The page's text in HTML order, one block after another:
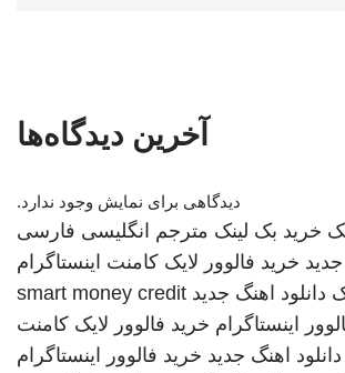
آخرین دیدگاه‌ها
دیدگاهی برای نمایش وجود ندارد.
خرید بک لینک مترجم انگلیسی فارسی
خرید فالوور لایک کامنت اینستاگرام
دانلود اهنگ جدید smart money credit
اینستاگرام خرید فالوور لایک کامنت
دانلود اهنگ جدید خرید فالوور اینستاگرام